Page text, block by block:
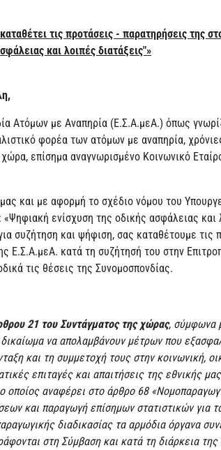
τις προτάσεις - παρατηρήσεις της
και λοιπές διατάξεις"»
Ατόμων με Αναπηρία (Ε.Σ.Α.μεΑ.) όπως
φορέα των ατόμων με αναπηρία,
επίσημα αναγνωρισμένο Κοινωνικό
και με αφορμή το σχέδιο νόμου του
ενίσχυση της οδικής ασφάλειας και
συζήτηση και ψήφιση, σας καταθέτουμε τις
Ε.Σ.Α.μεΑ. κατά τη συζήτησή του στην
τις θέσεις της Συνομοσπονδίας.
21 του Συντάγματος της χώρας, σύμφωνα
να απολαμβάνουν μέτρων που
και τη συμμετοχή τους στην κοινωνική,
επιταγές και απαιτήσεις της εθνικής
οποίος αναφέρει στο άρθρο 68
και παραγωγή επίσημων στατιστικών για
διαδικασίας τα αρμόδια όργανα
στη Σύμβαση και κατά τη διάρκεια